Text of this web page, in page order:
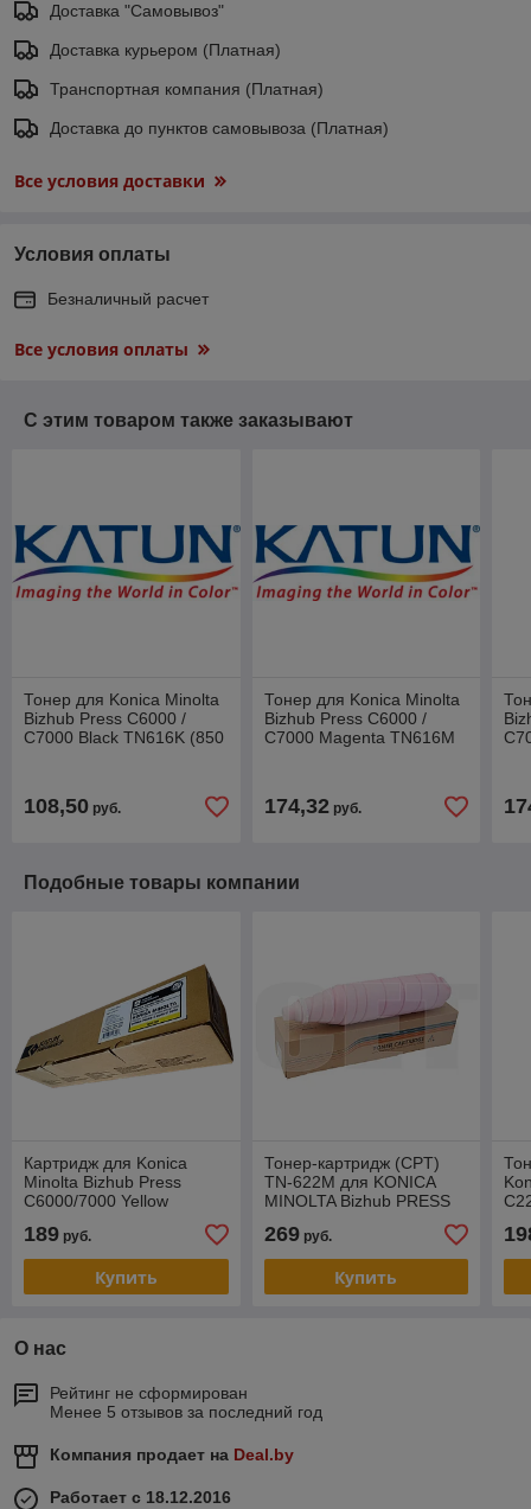
Доставка "Самовывоз"
Доставка курьером (Платная)
Транспортная компания (Платная)
Доставка до пунктов самовывоза (Платная)
Все условия доставки
Условия оплаты
Безналичный расчет
Все условия оплаты
С этим товаром также заказывают
Тонер для Konica Minolta
Bizhub Press C6000 /
C7000 Black TN616K (850
108,50 руб.
Тонер для Konica Minolta
Bizhub Press C6000 /
C7000 Magenta TN616M
174,32руб.
Подобные товары компании
Картридж для Konica
Minolta Bizhub Press
C6000/7000 Yellow
189 руб.
Купить
Тонер-картридж (CPT)
TN-622M для KONICA
MINOLTA Bizhub PRESS
Magenta, 92000 стр.,
CET141467
269руб.
Купить
О нас
Рейтинг не сформирован
Менее 5 отзывов за последний год
Компания продает на Deal.by
Работает с 18.12.2016